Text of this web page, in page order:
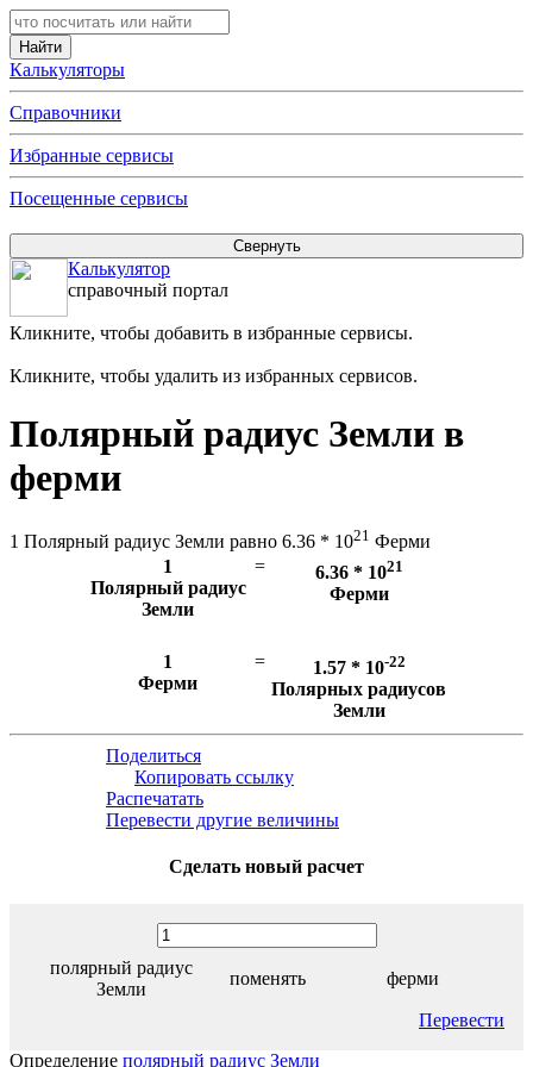
Калькуляторы
Справочники
Избранные сервисы
Посещенные сервисы
Калькулятор
справочный портал
Кликните, чтобы добавить в избранные сервисы.
Кликните, чтобы удалить из избранных сервисов.
Полярный радиус Земли в
ферми
1 Полярный радиус Земли равно 6.36 * 1021 Ферми
1
Полярный радиус
Земли
= 6.36 * 1021
Ферми
1
Ферми
= 1.57 * 10-22
Полярных радиусов
Земли
Поделиться
Копировать ссылку
Распечатать
Перевести другие величины
Сделать новый расчет
полярный радиус
Земли
поменять ферми
Перевести
Определение полярный радиус Земли